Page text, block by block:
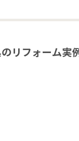
リフォーム実